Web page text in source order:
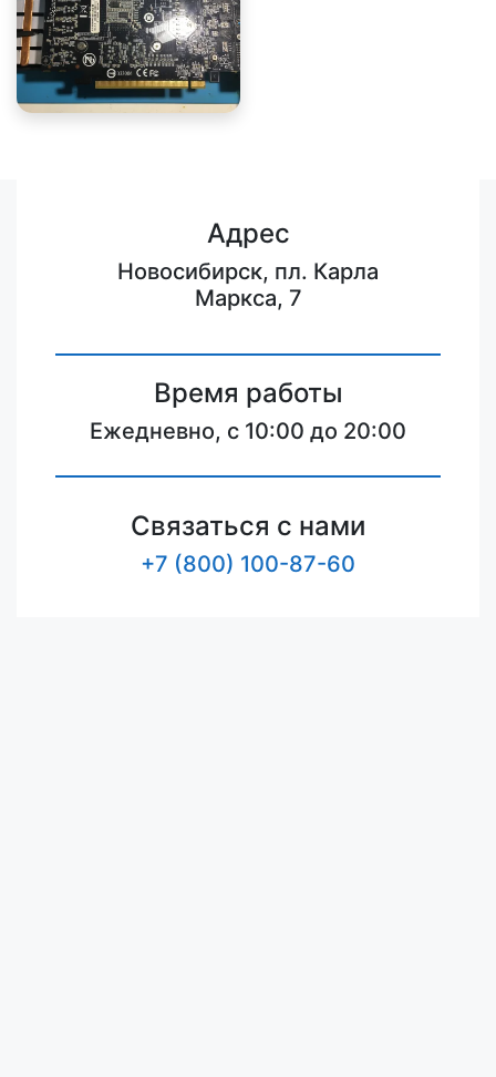
Адрес
Новосибирск, пл. Карла
Маркса, 7
Время работы
Ежедневно, с 10:00 до 20:00
Связаться с нами
+7 (800) 100-87-60